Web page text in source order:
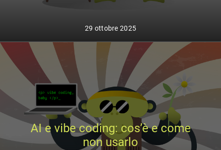
29 ottobre 2025
AI e vibe coding: cos’è e come
non usarlo